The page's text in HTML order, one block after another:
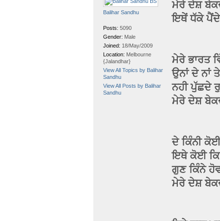
Balihar Sandhu
Posts: 5090
Gender: Male
Joined: 18/May/2009
Location: Melbourne
{Jalandhar}
View All Topics by Balihar
Sandhu
View All Posts by Balihar
Sandhu
ਮੇਰੇ ਦੇਸ਼
ਇਥੇਂ ਧੱਕੇ
ਮੇਰੇ ਭਾਰਤ
ਉਨਾਂ ਦੇ ਨਾਂ
ਨਹੀ ਪੁੱਛਦੇ
ਮੇਰੇ ਦੇਸ਼
ਦੇ ਕਿੰਨੀ
ਇਥੇ ਕੋਈ
ਗੁਣ ਕਿੰਨੇ
ਮੇਰੇ ਦੇਸ਼